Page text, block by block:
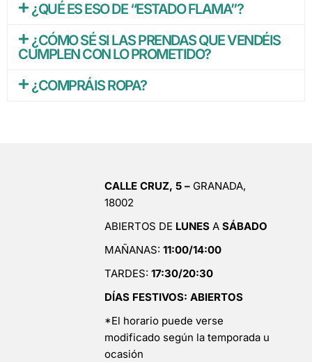
¿QUÉ ES ESO DE “ESTADO FLAMA”?
¿CÓMO SÉ SI LAS PRENDAS QUE VENDÉIS
CUMPLEN CON LO PROMETIDO?
¿COMPRÁIS ROPA?
CALLE CRUZ, 5 – GRANADA,
18002
ABIERTOS DE LUNES A SÁBADO
MAÑANAS: 11:00/14:00
TARDES: 17:30/20:30
DÍAS FESTIVOS: ABIERTOS
*El horario puede verse
modificado según la temporada u
ocasión